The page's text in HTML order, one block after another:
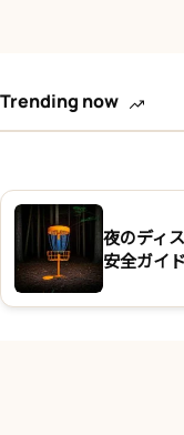
Trending now
夜のディ
安全ガイド